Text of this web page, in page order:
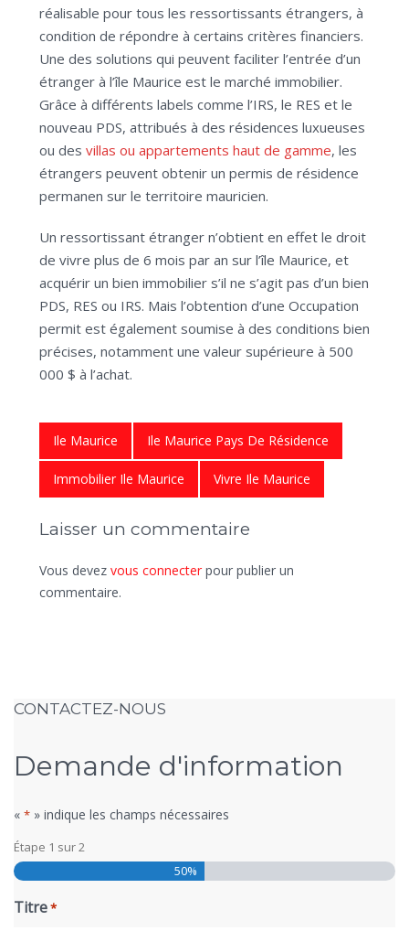
réalisable pour tous les ressortissants étrangers, à
condition de répondre à certains critères financiers.
Une des solutions qui peuvent faciliter l’entrée d’un
étranger à l’île Maurice est le marché immobilier.
Grâce à différents labels comme l’IRS, le RES et le
nouveau PDS, attribués à des résidences luxueuses
ou des villas ou appartements haut de gamme, les
étrangers peuvent obtenir un permis de résidence
permanen sur le territoire mauricien.
Un ressortissant étranger n’obtient en effet le droit
de vivre plus de 6 mois par an sur l’île Maurice, et
acquérir un bien immobilier s’il ne s’agit pas d’un bien
PDS, RES ou IRS. Mais l’obtention d’une Occupation
permit est également soumise à des conditions bien
précises, notamment une valeur supérieure à 500
000 $ à l’achat.
Ile Maurice Ile Maurice Pays De Résidence
Immobilier Ile Maurice Vivre Ile Maurice
Laisser un commentaire
Vous devez vous connecter pour publier un
commentaire.
CONTACTEZ-NOUS
Demande d'information
« * » indique les champs nécessaires
Étape 1 sur2
50%
Titre*